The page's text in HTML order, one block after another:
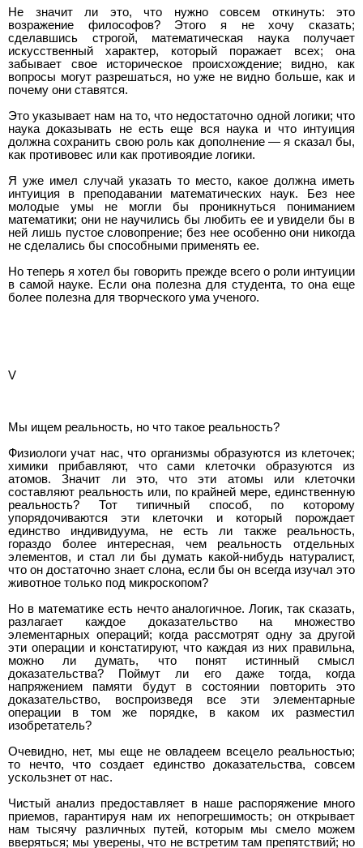
Не значит ли это, что нужно совсем откинуть: это
возражение философов? Этого я не хочу сказать;
сделавшись строгой, математическая наука получает
искусственный характер, который поражает всех; она
забывает свое историческое происхождение; видно, как
вопросы могут разрешаться, но уже не видно больше, как и
почему они ставятся.
Это указывает нам на то, что недостаточно одной логики; что
наука доказывать не есть еще вся наука и что интуиция
должна сохранить свою роль как дополнение — я сказал бы,
как противовес или как противоядие логики.
Я уже имел случай указать то место, какое должна иметь
интуиция в преподавании математических наук. Без нее
молодые умы не могли бы проникнуться пониманием
математики; они не научились бы любить ее и увидели бы в
ней лишь пустое словопрение; без нее особенно они никогда
не сделались бы способными применять ее.
Но теперь я хотел бы говорить прежде всего о роли интуиции
в самой науке. Если она полезна для студента, то она еще
более полезна для творческого ума ученого.
V
Мы ищем реальность, но что такое реальность?
Физиологи учат нас, что организмы образуются из клеточек;
химики прибавляют, что сами клеточки образуются из
атомов. Значит ли это, что эти атомы или клеточки
составляют реальность или, по крайней мере, единственную
реальность? Тот типичный способ, по которому
упорядочиваются эти клеточки и который порождает
единство индивидуума, не есть ли также реальность,
гораздо более интересная, чем реальность отдельных
элементов, и стал ли бы думать какой-нибудь натуралист,
что он достаточно знает слона, если бы он всегда изучал это
животное только под микроскопом?
Но в математике есть нечто аналогичное. Логик, так сказать,
разлагает каждое доказательство на множество
элементарных операций; когда рассмотрят одну за другой
эти операции и констатируют, что каждая из них правильна,
можно ли думать, что понят истинный смысл
доказательства? Поймут ли его даже тогда, когда
напряжением памяти будут в состоянии повторить это
доказательство, воспроизведя все эти элементарные
операции в том же порядке, в каком их разместил
изобретатель?
Очевидно, нет, мы еще не овладеем всецело реальностью;
то нечто, что создает единство доказательства, совсем
ускользнет от нас.
Чистый анализ предоставляет в наше распоряжение много
приемов, гарантируя нам их непогрешимость; он открывает
нам тысячу различных путей, которым мы смело можем
вверяться; мы уверены, что не встретим там препятствий; но